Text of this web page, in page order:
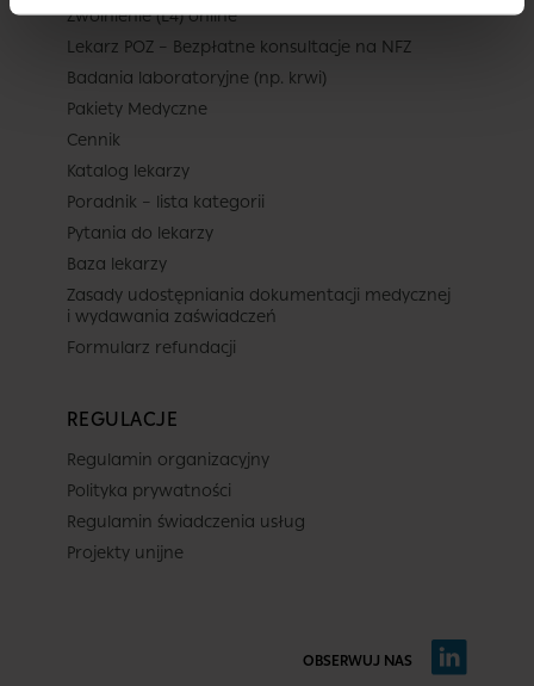
Zwolnienie (L4) online
Lekarz POZ – Bezpłatne konsultacje na NFZ
Badania laboratoryjne (np. krwi)
Pakiety Medyczne
Cennik
Katalog lekarzy
Poradnik – lista kategorii
Pytania do lekarzy
Baza lekarzy
Zasady udostępniania dokumentacji medycznej
i wydawania zaświadczeń
Formularz refundacji
REGULACJE
Regulamin organizacyjny
Polityka prywatności
Regulamin świadczenia usług
Projekty unijne
OBSERWUJ NAS